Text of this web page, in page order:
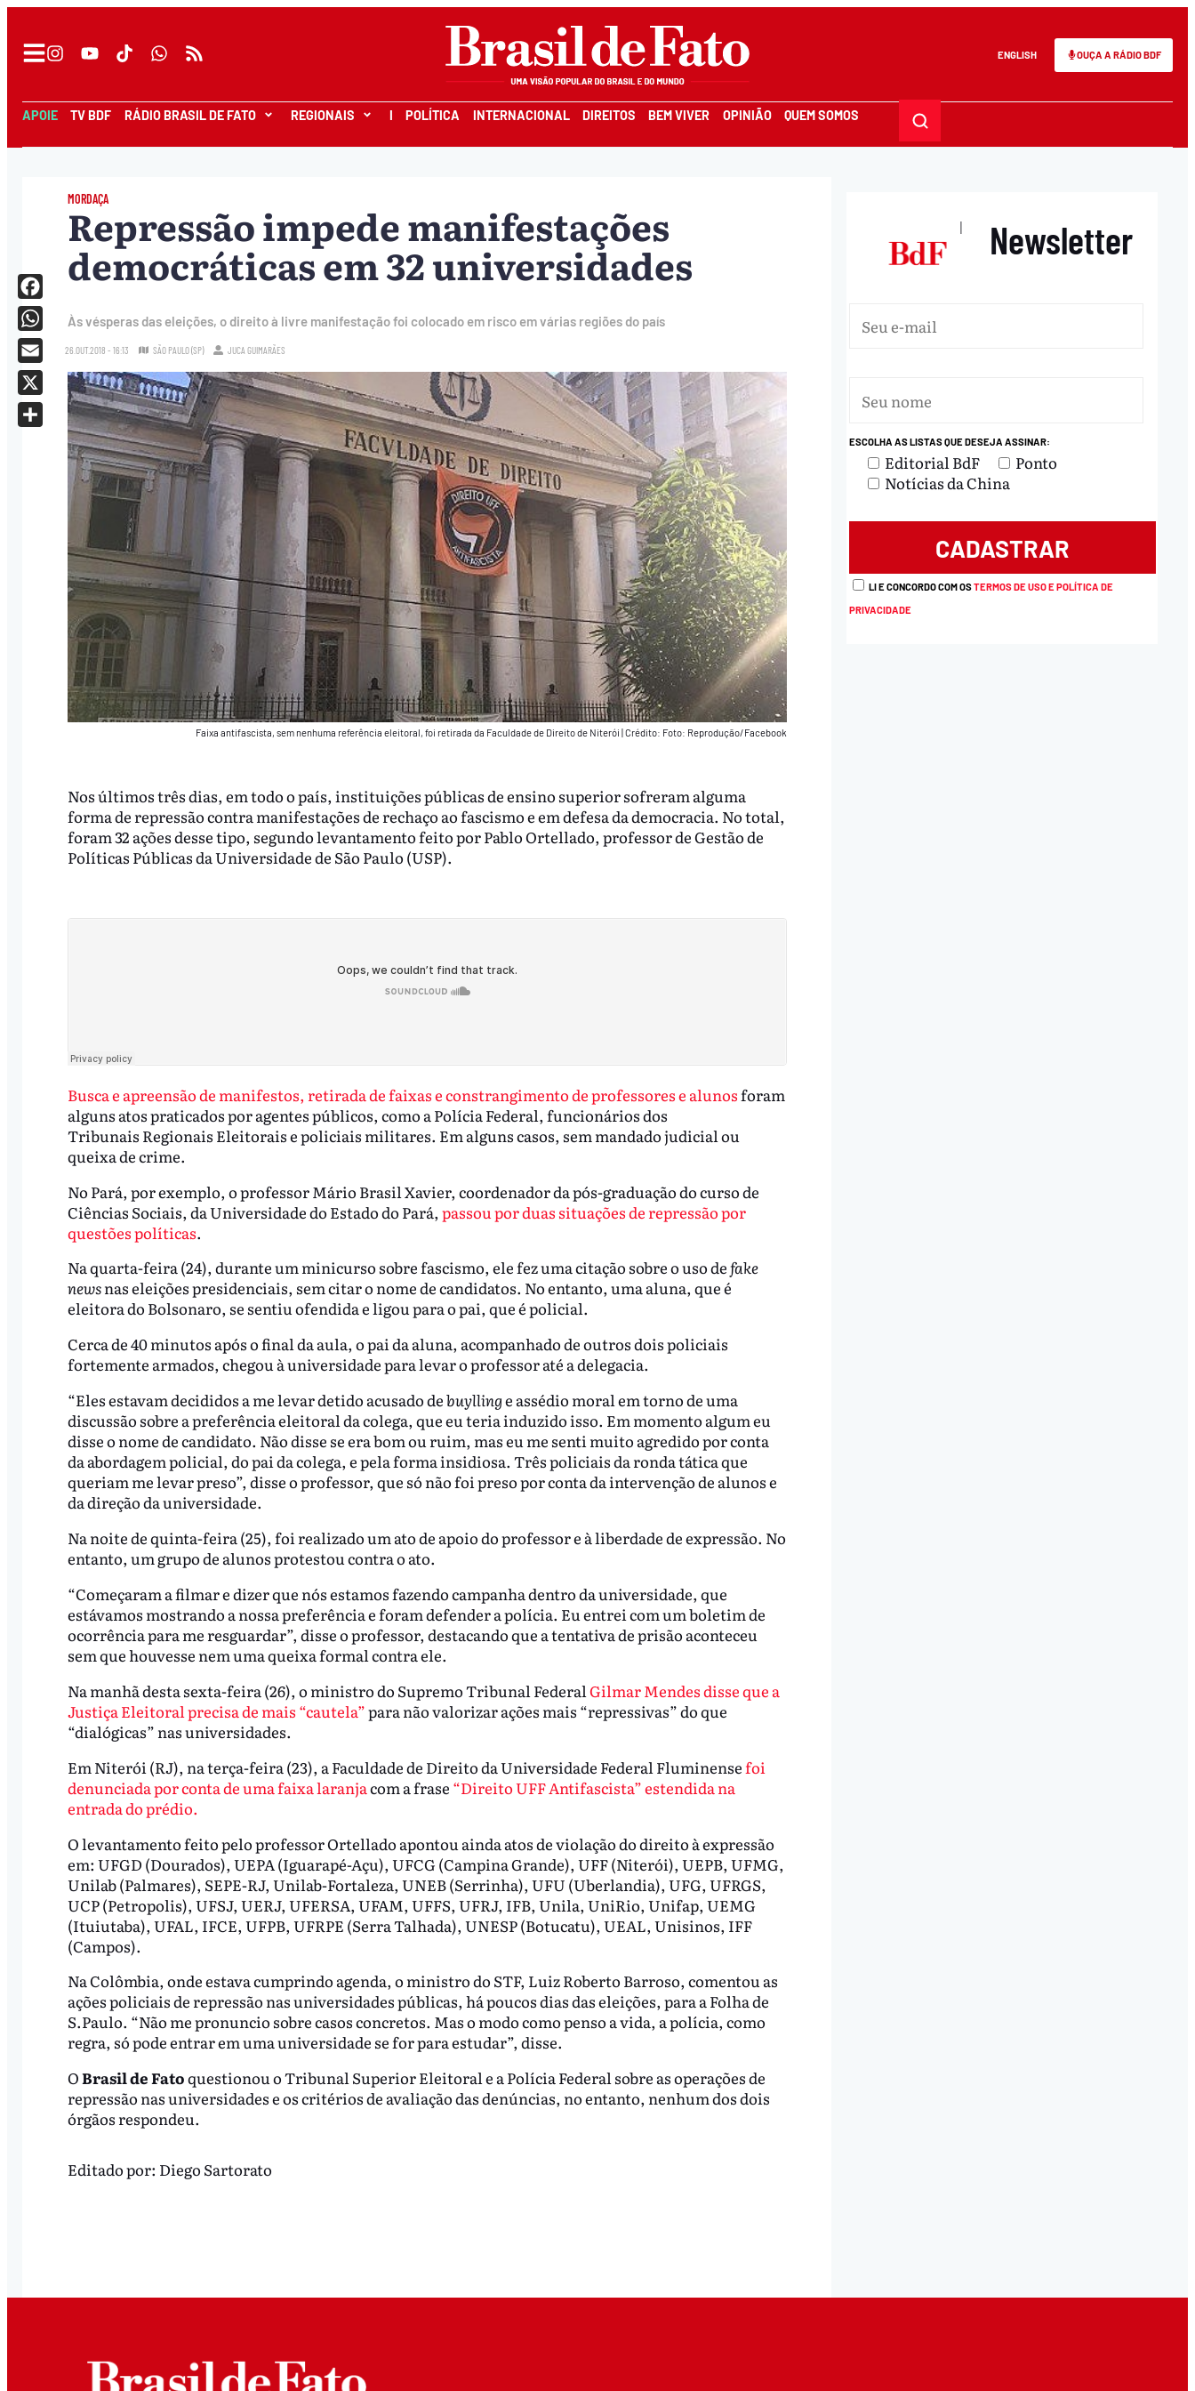
ENGLISH OUÇA A RÁDIO BDF
APOIE TV BDF RÁDIO BRASIL DE FATO REGIONAIS I POLÍTICA INTERNACIONAL DIREITOS BEM VIVER OPINIÃO QUEM SOMOS
MORDAÇA
Repressão impede manifestações
democráticas em 32 universidades
Às vésperas das eleições, o direito à livre manifestação foi colocado em risco em várias regiões do país
26.OUT.2018 - 16:13 SÃO PAULO (SP) JUCA GUIMARÃES
Faixa antifascista, sem nenhuma referência eleitoral, foi retirada da Faculdade de Direito de Niterói Crédito: Foto: Reprodução/Facebook
Nos últimos três dias, em todo o país, instituições públicas de ensino superior sofreram alguma
forma de repressão contra manifestações de rechaço ao fascismo e em defesa da democracia. No total,
foram 32 ações desse tipo, segundo levantamento feito por Pablo Ortellado, professor de Gestão de
Políticas Públicas da Universidade de São Paulo (USP).
Busca e apreensão de manifestos, retirada de faixas e constrangimento de professores e alunos foram
alguns atos praticados por agentes públicos, como a Polícia Federal, funcionários dos
Tribunais Regionais Eleitorais e policiais militares. Em alguns casos, sem mandado judicial ou
queixa de crime.
No Pará, por exemplo, o professor Mário Brasil Xavier, coordenador da pós-graduação do curso de
Ciências Sociais, da Universidade do Estado do Pará, passou por duas situações de repressão por
questões políticas.
Na quarta-feira (24), durante um minicurso sobre fascismo, ele fez uma citação sobre o uso defake
newsnas eleições presidenciais, sem citar o nome de candidatos. No entanto, uma aluna, que é
eleitora do Bolsonaro, se sentiu ofendida e ligou para o pai, que é policial.
Cerca de 40 minutos após o final da aula, o pai da aluna, acompanhado de outros dois policiais
fortemente armados, chegou à universidade para levar o professor até a delegacia.
“Eles estavam decididos a me levar detido acusado debuyllinge assédio moral em torno de uma
discussão sobre a preferência eleitoral da colega, que eu teria induzido isso. Em momento algum eu
disse o nome de candidato. Não disse se era bom ou ruim, mas eu me senti muito agredido por conta
da abordagem policial, do pai da colega, e pela forma insidiosa. Três policiais da ronda tática que
queriam me levar preso”, disse o professor, que só não foi preso por conta da intervenção de alunos e
da direção da universidade.
Na noite de quinta-feira (25), foi realizado um ato de apoio do professor e à liberdade de expressão. No
entanto, um grupo de alunos protestou contra o ato.
“Começaram a filmar e dizer que nós estamos fazendo campanha dentro da universidade, que
estávamos mostrando a nossa preferência e foram defender a polícia. Eu entrei com um boletim de
ocorrência para me resguardar”, disse o professor, destacando que a tentativa de prisão aconteceu
sem que houvesse nem uma queixa formal contra ele.
Na manhã desta sexta-feira (26), o ministro do Supremo Tribunal Federal Gilmar Mendes disse que a
Justiça Eleitoral precisa de mais “cautela”para não valorizar ações mais “repressivas” do que
“dialógicas” nas universidades.
Em Niterói (RJ), na terça-feira (23), a Faculdade de Direito da Universidade Federal Fluminense foi
denunciada por conta de uma faixa laranjacom a frase “Direito UFF Antifascista” estendida na
entrada do prédio.
O levantamento feito pelo professor Ortellado apontou ainda atos de violação do direito à expressão
em: UFGD (Dourados), UEPA (Iguarapé-Açu), UFCG (Campina Grande), UFF (Niterói), UEPB, UFMG,
Unilab (Palmares), SEPE-RJ, Unilab-Fortaleza, UNEB (Serrinha), UFU (Uberlandia), UFG, UFRGS,
UCP (Petropolis), UFSJ, UERJ, UFERSA, UFAM, UFFS, UFRJ, IFB, Unila, UniRio, Unifap, UEMG
(Ituiutaba), UFAL, IFCE, UFPB, UFRPE (Serra Talhada), UNESP (Botucatu), UEAL, Unisinos, IFF
(Campos).
Na Colômbia, onde estava cumprindo agenda, o ministro do STF, Luiz Roberto Barroso, comentou as
ações policiais de repressão nas universidades públicas, há poucos dias das eleições, para a Folha de
S.Paulo. “Não me pronuncio sobre casos concretos. Mas o modo como penso a vida, a polícia, como
regra, só pode entrar em uma universidade se for para estudar”, disse.
OBrasil de Fatoquestionou o Tribunal Superior Eleitoral e a Polícia Federal sobre as operações de
repressão nas universidades e os critérios de avaliação das denúncias, no entanto, nenhum dos dois
órgãos respondeu.
Facebook
WhatsApp
Email
X
Editado por: Diego Sartorato
| Newsletter
ESCOLHA AS LISTAS QUE DESEJA ASSINAR:
Editorial BdF
Ponto
Notícias da China
LI E CONCORDO COM OSTERMOS DE USO E POLÍTICA DE
PRIVACIDADE